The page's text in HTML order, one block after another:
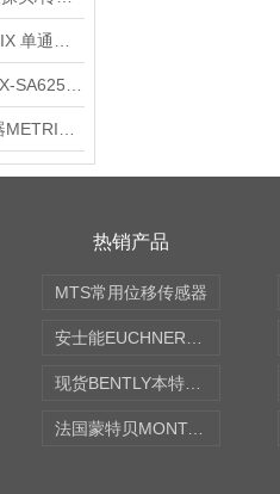
热销产品
MTS常用位移传感器
法国蒙特贝MONTABERT打壳机凿岩机Z92